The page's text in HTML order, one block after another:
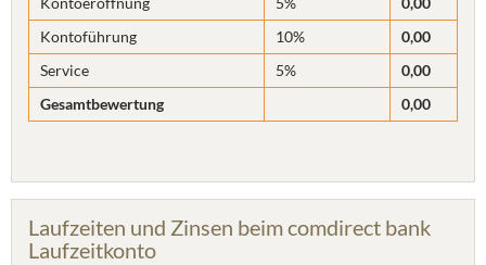
Kontoführung
10%
0,00
Service
5%
0,00
Gesamtbewertung
0,00
Laufzeiten und Zinsen beim comdirect bank
Laufzeitkonto